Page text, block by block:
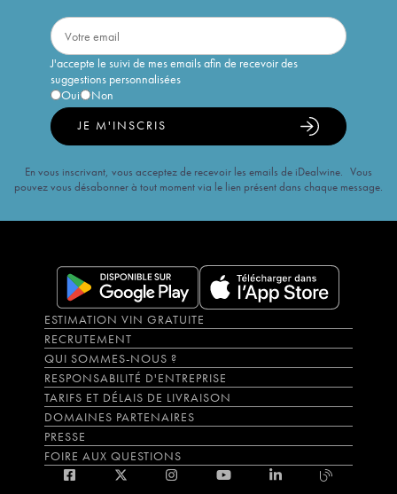
J'accepte le suivi de mes emails afin de recevoir des
suggestions personnalisées
Oui
Non
JE M'INSCRIS
En vous inscrivant, vous acceptez de recevoir les emails de iDealwine. Vous
pouvez vous désabonner à tout moment via le lien présent dans chaque message.
ESTIMATION VIN GRATUITE
RECRUTEMENT
QUI SOMMES-NOUS ?
RESPONSABILITÉ D'ENTREPRISE
TARIFS ET DÉLAIS DE LIVRAISON
DOMAINES PARTENAIRES
PRESSE
FOIRE AUX QUESTIONS